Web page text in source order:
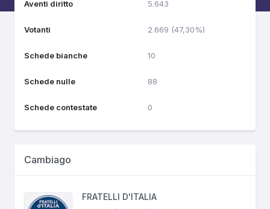
Aventi diritto 5.643
Votanti 2.669 (47,30%)
Schede bianche 10
Schede nulle 88
Schede contestate 0
Cambiago
FRATELLI D'ITALIA